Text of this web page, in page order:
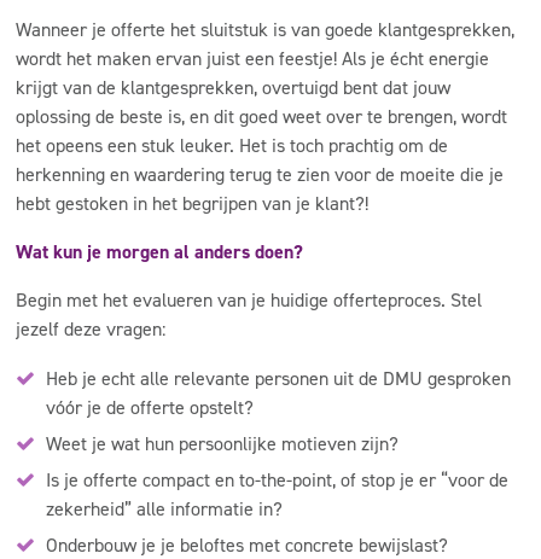
Wanneer je offerte het sluitstuk is van goede klantgesprekken,
wordt het maken ervan juist een feestje! Als je écht energie
krijgt van de klantgesprekken, overtuigd bent dat jouw
oplossing de beste is, en dit goed weet over te brengen, wordt
het opeens een stuk leuker. Het is toch prachtig om de
herkenning en waardering terug te zien voor de moeite die je
hebt gestoken in het begrijpen van je klant?!
Wat kun je morgen al anders doen?
Begin met het evalueren van je huidige offerteproces. Stel
jezelf deze vragen:
Heb je echt alle relevante personen uit de DMU gesproken
vóór je de offerte opstelt?
Weet je wat hun persoonlijke motieven zijn?
Is je offerte compact en to-the-point, of stop je er “voor de
zekerheid” alle informatie in?
Onderbouw je je beloftes met concrete bewijslast?